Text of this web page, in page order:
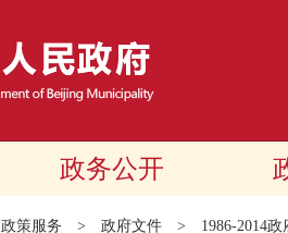
政务公开
政策服务 > 政府文件 > 1986-2014